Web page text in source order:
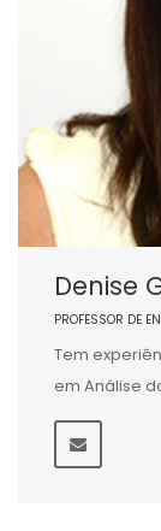
Denise
PROFESSOR DE
Tem
em Análise